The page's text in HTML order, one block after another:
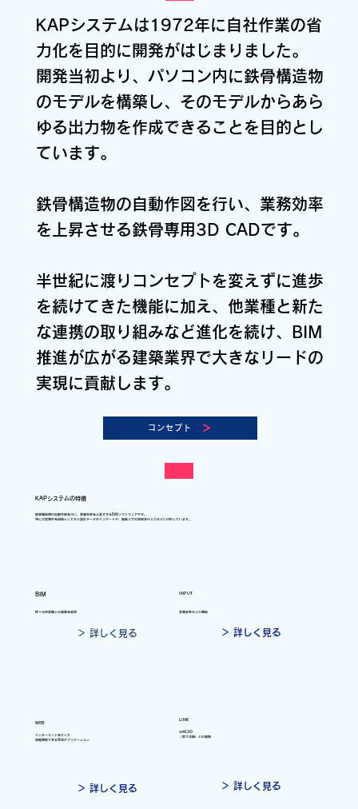
KAPシステムは1972年に自社作業の省
力化を目的に開発がはじまりました。
開発当初より、パソコン内に鉄骨構造物
のモデルを構築し、そのモデルからあら
ゆる出力物を作成できることを目的とし
ています。
鉄骨構造物の自動作図を行い、業務効率
を上昇させる鉄骨専用3D CADです。
半世紀に渡りコンセプトを変えずに進歩
を続けてきた機能に加え、他業種と新た
な連携の取り組みなど進化を続け、BIM
推進が広がる建築業界で大きなリードの
実現に貢献します。
コンセプト
KAPシステムの特徴
鉄骨構造物の自動作図を行い、業務効率を上昇させるBIMソフトウェアです。
特に大型物件を得意としており設計データのインポートや、複数人での同時並行入力などに対応しています。
様々な他業種との連携を実現
BIM
＞ 詳しく見る
多種多様な入力機能
INPUT
＞ 詳しく見る
インターネットを介して
情報閲覧できるWebアプリケーション
WEB
＞ 詳しく見る
汎用CAD
「実寸法師」との連携
LINK
＞ 詳しく見る